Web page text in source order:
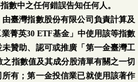
數中之任何錯誤告知任何人。
由臺灣指數股份有限公司負責計算及
菁英30 ETF基金」中使用該等指數
贊助、認可或推廣「第一金臺灣工
指數值及其成分股清單有關之一切
有；第一金投信業已就使用該著作